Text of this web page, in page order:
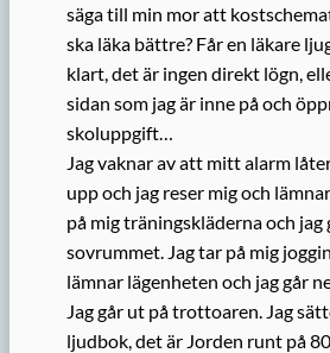
säga till min mor att
ska läka bättre? Får en läkare
klart, det är ingen direkt lögn,
sidan som jag är inne på och
skoluppgift…
Jag vaknar av att mitt alarm
upp och jag reser mig och
på mig träningskläderna och jag
sovrummet. Jag tar på mig
lämnar lägenheten och jag går
Jag går ut på trottoaren. Jag
ljudbok, det är Jorden runt på 80